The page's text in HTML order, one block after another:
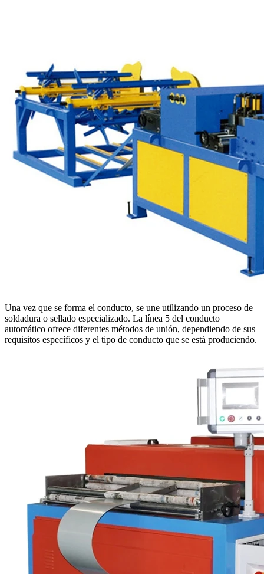
Una vez que se forma el conducto, se une utilizando un proceso de
soldadura o sellado especializado. La línea 5 del conducto
automático ofrece diferentes métodos de unión, dependiendo de sus
requisitos específicos y el tipo de conducto que se está produciendo.